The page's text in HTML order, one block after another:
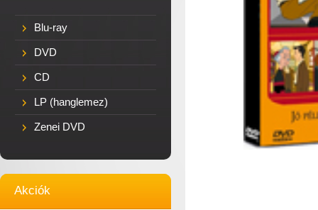
Blu-ray
DVD
CD
LP (hanglemez)
Zenei DVD
Akciók